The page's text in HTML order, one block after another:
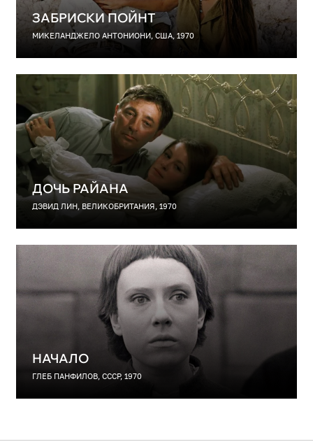
ЗАБРИСКИ ПОЙНТ
МИКЕЛАНДЖЕЛО АНТОНИОНИ, США, 1970
ДОЧЬ РАЙАНА
ДЭВИД ЛИН, ВЕЛИКОБРИТАНИЯ, 1970
НАЧАЛО
ГЛЕБ ПАНФИЛОВ, СССР, 1970